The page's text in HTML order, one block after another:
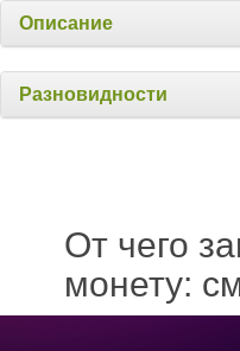
Описание
Разновидности
От чего
монету: